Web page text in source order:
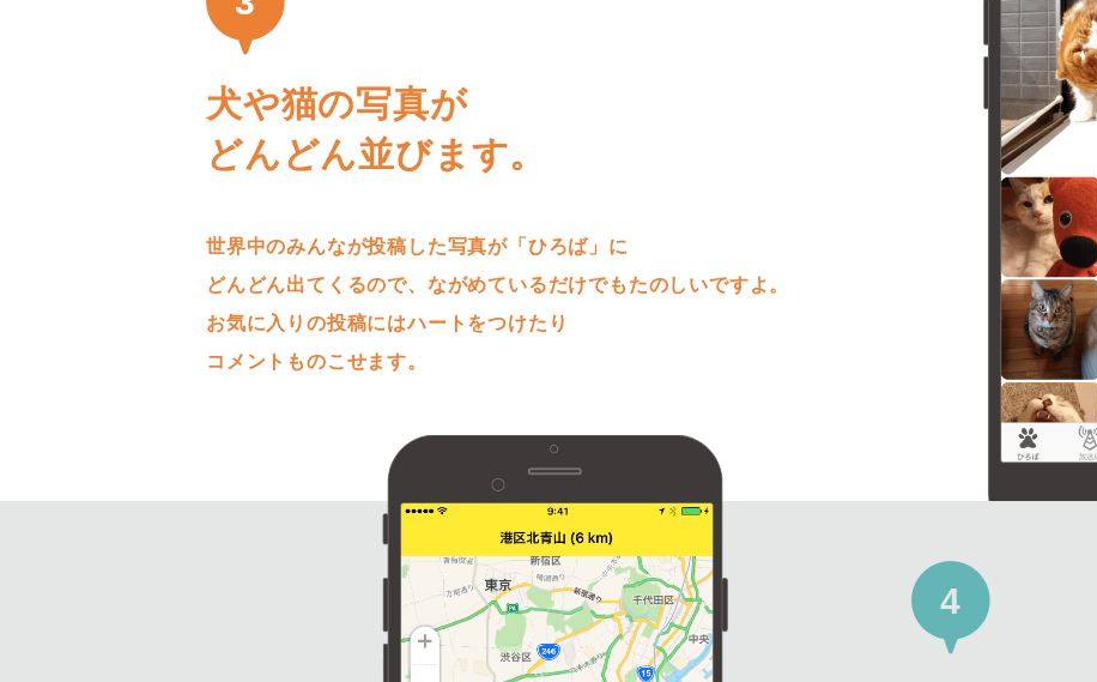
犬や猫の写真が
どんどん並びます。
世界中のみんなが投稿した写真が「ひろば」に
どんどん出てくるので、ながめているだけでもたのしいですよ。
お気に入りの投稿にはハートをつけたり
コメントものこせます。
4